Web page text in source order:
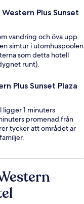
Plus Sunset
vandring och öva upp
simtur i utomhuspoolen
som detta hotell
runt).
Plus Sunset Plaza
ligger 1 minuters
promenad från
tycker att området är